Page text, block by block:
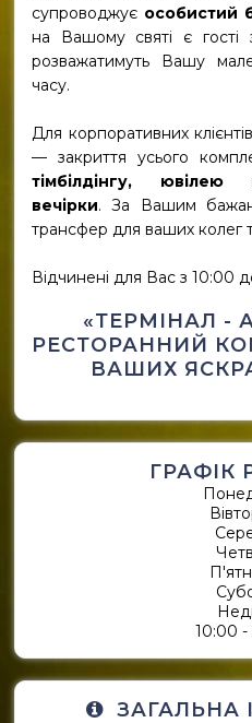
супроводжує особистий
на Вашому святі є гості
розважатимуть Вашу
часу.
Для корпоративних
— закриття усього
тімбілдінгу, ювілею
вечірки. За Вашим
трансфер для ваших колег
Відчинені для Вас з 10:00
«ТЕРМІНАЛ -
РЕСТОРАННИЙ
ВАШИХ
ГРАФІК
10:00 -
ЗАГАЛЬНА